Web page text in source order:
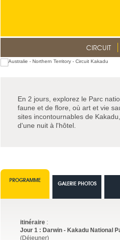
CIRCUIT
En 2 jours, explorez le Parc
faune et de flore, où art et vie
sites incontournables de
d'une nuit à l'hôtel.
PROGRAMME
itinéraire :
Jour 1 : Darwin - Kakadu National
(Déjeuner)
GALERIE PHOTOS